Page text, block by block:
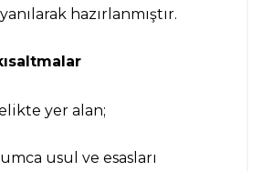
hazırlanmıştır.
yer alan;
usul ve esasları